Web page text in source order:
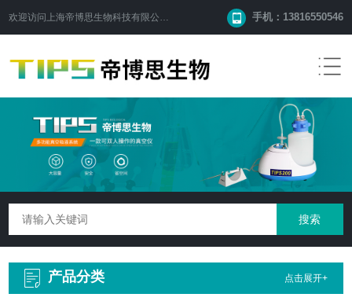
欢迎访问 上海帝博思生物科技有限公司 手机：13816550546
产品分类 点击展开+